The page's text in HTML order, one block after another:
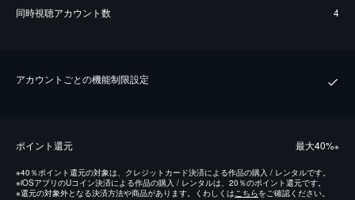
同時視聴アカウント数 4
アカウントごとの機能制限設定
ポイント還元 最⼤40%※
※40％ポイント還元の対象は、クレジットカード決済による作品の購入 / レンタルです。
※iOSアプリのUコイン決済による作品の購入 / レンタルは、20％のポイント還元です。
※還元の対象外となる決済方法や商品があります。くわしくはこちらをご確認ください。